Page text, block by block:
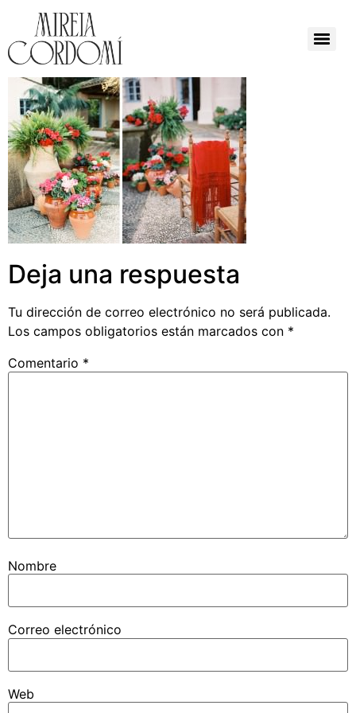
Deja una respuesta
Tu dirección de correo electrónico no será publicada.
Los campos obligatorios están marcados con *
Comentario *
Nombre
Correo electrónico
Web